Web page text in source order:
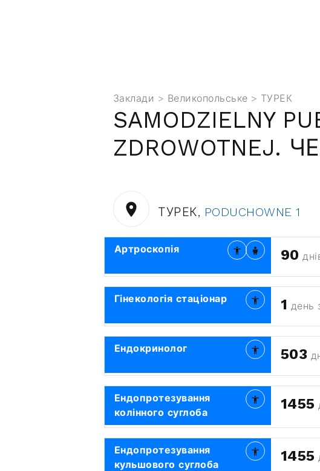
Заклади > Великопольське > ТУРЕК
SAMODZIELNY
ZDROWOTNEJ.
ТУРЕК, PODUCHOWNE 1
Артроскопія 90
Гінекологія стаціонар 1 день
Ендокринолог 503
Ендопротезування
колінного суглоба
1455
Ендопротезування
кульшового суглоба
1455